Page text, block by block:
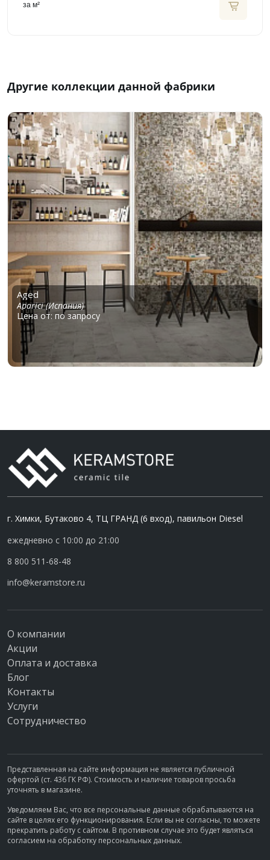
за м²
Другие коллекции данной фабрики
Aged
Aparici (Испания)
Цена от: по запросу
г. Химки, Бутаково 4, ТЦ ГРАНД (6 вход), павильон Diesel
ежедневно с 10:00 до 21:00
8 800 511-68-48
info@keramstore.ru
О компании
Акции
Оплата и доставка
Блог
Контакты
Услуги
Сотрудничество
Представленная на сайте информация не является публичной
офертой (ст. 436 ГК РФ). Стоимость и наличие товаров просьба
уточнять в магазине.
Уведомляем Вас, что все персональные данные обрабатываются на
сайте в целях его функционирования. Если вы не согласны, то можете
прекратить работу с сайтом. В противном случае это будет являться
согласием на обработку персональных данных.